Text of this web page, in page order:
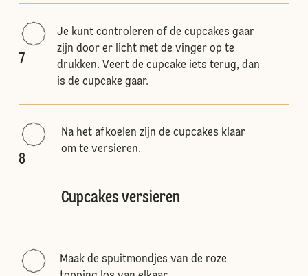
7
Je kunt controleren of de cupcakes gaar
zijn door er licht met de vinger op te
drukken. Veert de cupcake iets terug, dan
is de cupcake gaar.
8
Na het afkoelen zijn de cupcakes klaar
om te versieren.
Cupcakes versieren
Maak de spuitmondjes van de roze